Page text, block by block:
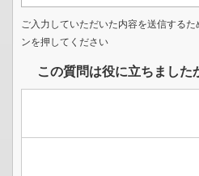
ご入力していただいた内容を送信する
ンを押してください
この質問は役に立ちました